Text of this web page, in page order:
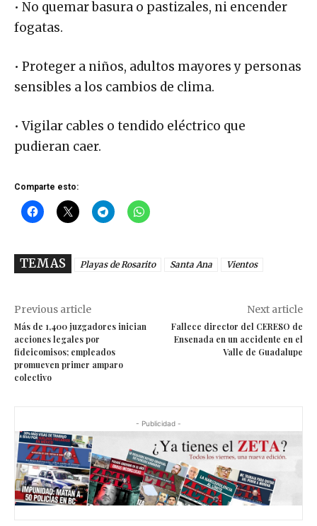
• No quemar basura o pastizales, ni encender
fogatas.
• Proteger a niños, adultos mayores y personas
sensibles a los cambios de clima.
• Vigilar cables o tendido eléctrico que
pudieran caer.
Comparte esto:
TEMAS Playas de Rosarito Santa Ana Vientos
Previous article
Más de 1,400 juzgadores inician
acciones legales por
fideicomisos; empleados
promueven primer amparo
colectivo
Next article
Fallece director del CERESO de
Ensenada en un accidente en el
Valle de Guadalupe
- Publicidad -